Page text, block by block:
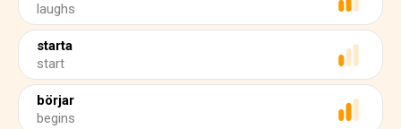
laughs
starta
start
börjar
begins